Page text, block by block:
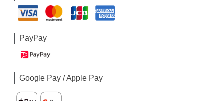
PayPay
Google Pay / Apple Pay